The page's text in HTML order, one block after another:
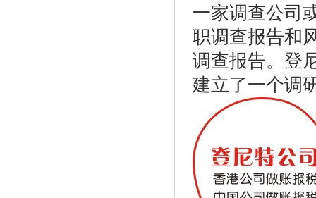
一家调查公司
职调查报告和
调查报告。登
建立了一个调